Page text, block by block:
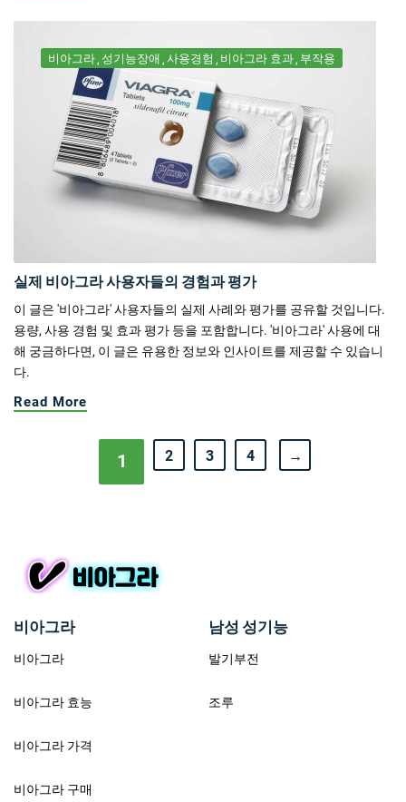
비아그라 성기능장애 사용경험 비아그라 효과 부작용
실제 비아그라 사용자들의 경험과 평가
이 글은 '비아그라' 사용자들의 실제 사례와 평가를 공유할 것입니다.
용량, 사용 경험 및 효과 평가 등을 포함합니다. '비아그라' 사용에 대
해 궁금하다면, 이 글은 유용한 정보와 인사이트를 제공할 수 있습니
다.
Read More
1 2 3 4 →
비아그라
비아그라
비아그라 효능
비아그라 가격
비아그라 구매
남성 성기능
발기부전
조루